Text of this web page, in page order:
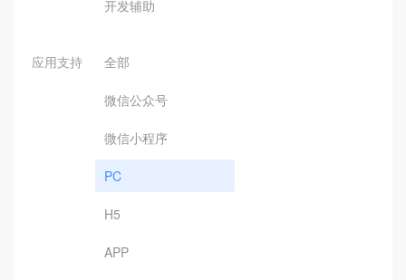
开发辅助
应用支持 全部
微信公众号
微信小程序
PC
H5
APP